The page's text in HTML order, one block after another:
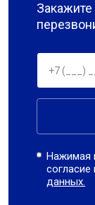
Нажимая
данных.